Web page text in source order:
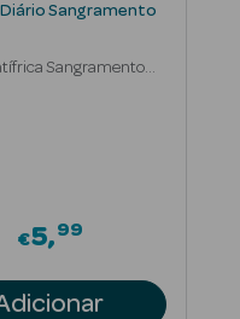
Sangramento
Sangramento
€5 99